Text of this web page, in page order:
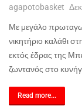
agapotobasket
Με μεγάλο
νικητήριο καλάθι
εκτός έδρας της
ζωντανός στο
Read more...